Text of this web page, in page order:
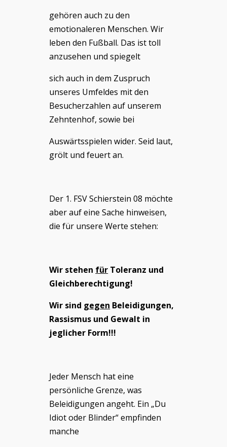
gehören auch zu den
emotionaleren Menschen. Wir
leben den Fußball. Das ist toll
anzusehen und spiegelt
sich auch in dem Zuspruch
unseres Umfeldes mit den
Besucherzahlen auf unserem
Zehntenhof, sowie bei
Auswärtsspielen wider. Seid laut,
grölt und feuert an.
Der 1. FSV Schierstein 08 möchte
aber auf eine Sache hinweisen,
die für unsere Werte stehen:
Wir stehen für Toleranz und
Gleichberechtigung!
Wir sind gegen Beleidigungen,
Rassismus und Gewalt in
jeglicher Form!!!
Jeder Mensch hat eine
persönliche Grenze, was
Beleidigungen angeht. Ein „Du
Idiot oder Blinder“ empfinden
manche